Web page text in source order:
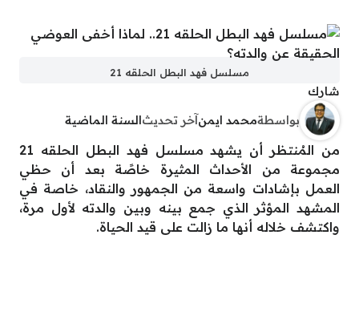
مسلسل فهد البطل الحلقه 21
شارك
بواسطةمحمد ايمنآخر تحديثالسنة الماضية
من المُنتظر أن يشهد مسلسل فهد البطل الحلقه 21
مجموعة من الأحداث المثيرة خاصًة بعد أن حظي
العمل بإشادات واسعة من الجمهور والنقاد، خاصة في
المشهد المؤثر الذي جمع بينه وبين والدته لأول مرة،
واكتشف خلاله أنها ما زالت على قيد الحياة.